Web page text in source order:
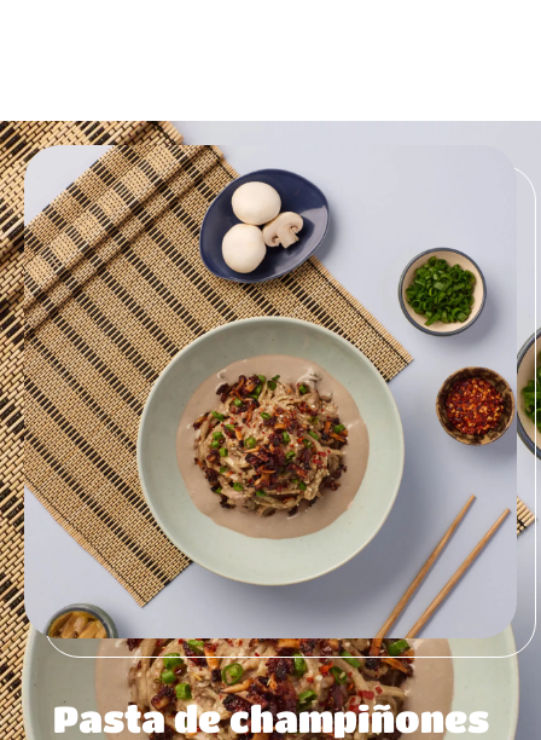
Pasta de champiñones